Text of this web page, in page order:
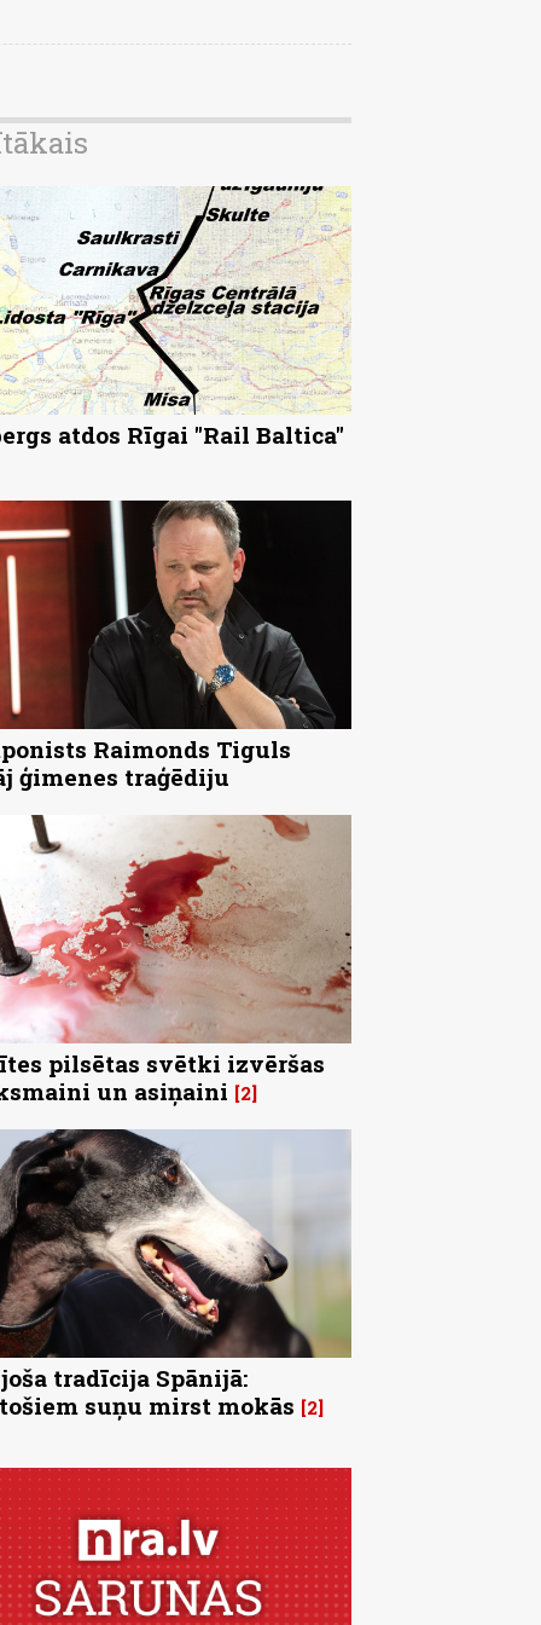
atdos Rīgai "Rail Baltica"
Raimonds Tiguls
ģimenes traģēdiju
pilsētas svētki izvēršas
un asiņaini 2
tradīcija Spānijā:
suņu mirst mokās 2